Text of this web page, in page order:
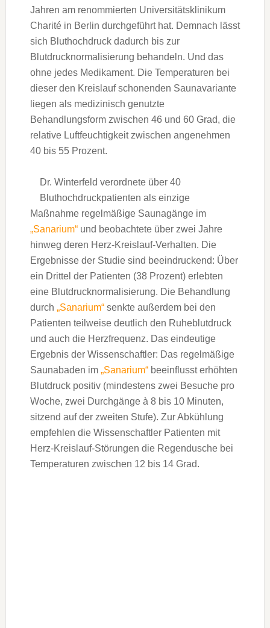
Jahren am renommierten Universitätsklinikum
Charité in Berlin durchgeführt hat. Demnach lässt
sich Bluthochdruck dadurch bis zur
Blutdrucknormalisierung behandeln. Und das
ohne jedes Medikament. Die Temperaturen bei
dieser den Kreislauf schonenden Saunavariante
liegen als medizinisch genutzte
Behandlungsform zwischen 46 und 60 Grad, die
relative Luftfeuchtigkeit zwischen angenehmen
40 bis 55 Prozent.
Dr. Winterfeld verordnete über 40
Bluthochdruckpatienten als einzige
Maßnahme regelmäßige Saunagänge im
„Sanarium“und beobachtete über zwei Jahre
hinweg deren Herz-Kreislauf-Verhalten. Die
Ergebnisse der Studie sind beeindruckend: Über
ein Drittel der Patienten (38 Prozent) erlebten
eine Blutdrucknormalisierung. Die Behandlung
durch „Sanarium“senkte außerdem bei den
Patienten teilweise deutlich den Ruheblutdruck
und auch die Herzfrequenz. Das eindeutige
Ergebnis der Wissenschaftler: Das regelmäßige
Saunabaden im „Sanarium“beeinflusst erhöhten
Blutdruck positiv (mindestens zwei Besuche pro
Woche, zwei Durchgänge à 8 bis 10 Minuten,
sitzend auf der zweiten Stufe). Zur Abkühlung
empfehlen die Wissenschaftler Patienten mit
Herz-Kreislauf-Störungen die Regendusche bei
Temperaturen zwischen 12 bis 14 Grad.